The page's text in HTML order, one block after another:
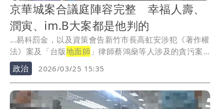
京華城案合議庭陣容完整 幸福人壽、
潤寅、im.B大案都是他判的
...易科罰金，以及資策會告新竹市長高虹安涉犯《著作權
法》案及「台版地面師 」律師蔡鴻燊等人涉及的貪污案
等。
政治 2026/03/25 15:35